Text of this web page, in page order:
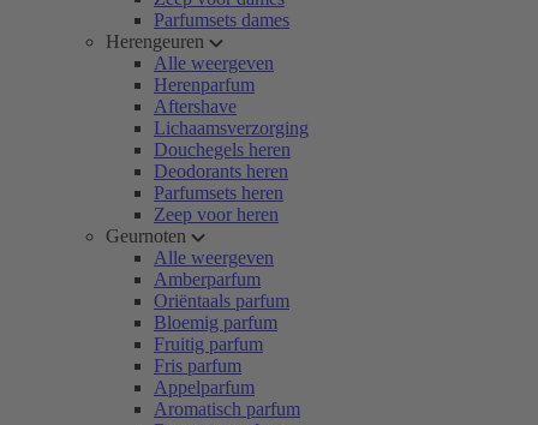
Parfumsets dames
Herengeuren
Alle weergeven
Herenparfum
Aftershave
Lichaamsverzorging
Douchegels heren
Deodorants heren
Parfumsets heren
Zeep voor heren
Geurnoten
Alle weergeven
Amberparfum
Oriëntaals parfum
Bloemig parfum
Fruitig parfum
Fris parfum
Appelparfum
Aromatisch parfum